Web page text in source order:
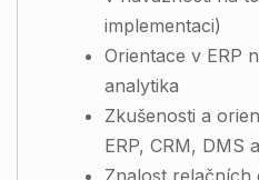
implementaci)
Orientace v ERP
analytika
Zkušenosti a
ERP, CRM, DMS
Znalost relačních